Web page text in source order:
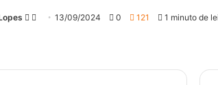
Follow
Mande13/09/2024 0 121 1 minuto de